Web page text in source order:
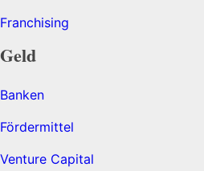
Franchising
Geld
Banken
Fördermittel
Venture Capital